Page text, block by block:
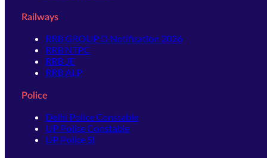
Railways
RRB GROUP D Notification 2026
RRB NTPC
RRB JE
RRB ALP
Police
Delhi Police Constable
UP Police Constable
UP Police SI